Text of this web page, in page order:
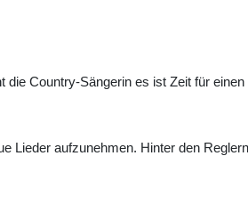
die Country-Sängerin es ist Zeit für
Lieder aufzunehmen. Hinter den